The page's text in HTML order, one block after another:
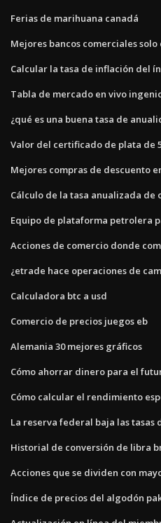
Ferias de marihuana canadá
Mejores bancos comerciales solo
Calcular la tasa de inflación del
Tabla de mercado en vivo
¿qué es una buena tasa de
Valor del certificado de plata de
Mejores compras de descuento
Cálculo de la tasa anualizada de
Equipo de plataforma petrolera
Acciones de comercio donde
¿etrade hace operaciones de
Calculadora btc a usd
Comercio de precios juegos eb
Alemania 30 mejores gráficos
Cómo ahorrar dinero para el
Cómo calcular el rendimiento
La reserva federal baja las tasas
Historial de conversión de libra
Acciones que se dividen con
Índice de precios del algodón